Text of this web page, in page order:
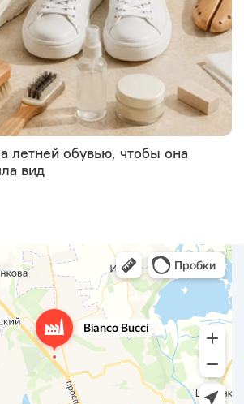
летней обувью, чтобы она
вид